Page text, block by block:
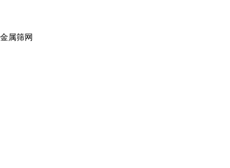
属筛网